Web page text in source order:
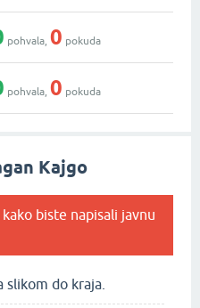
pohvala, 0 pokuda
pohvala, 0 pokuda
Kajgo
kako biste napisali javnu
do kraja.